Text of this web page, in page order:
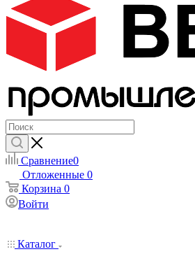
Сравнение0
Отложенные 0
Корзина 0
Войти
Каталог